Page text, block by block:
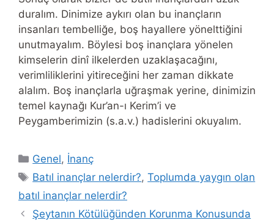
duralım. Dinimize aykırı olan bu inançların
insanları tembelliğe, boş hayallere yönelttiğini
unutmayalım. Böylesi boş inançlara yönelen
kimselerin dinî ilkelerden uzaklaşacağını,
verimliliklerini yitireceğini her zaman dikkate
alalım. Boş inançlarla uğraşmak yerine, dinimizin
temel kaynağı Kur’an-ı Kerim’i ve
Peygamberimizin (s.a.v.) hadislerini okuyalım.
Categories
Genel, İnanç
Tags
Batıl inançlar nelerdir?,Toplumda yaygın olan
batıl inançlar nelerdir?
Şeytanın Kötülüğünden Korunma Konusunda